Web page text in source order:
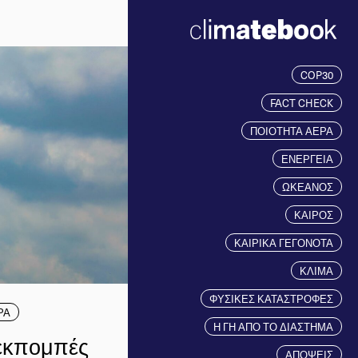
COP30
FACT CHECK
ΠΟΙΟΤΗΤΑ ΑΕΡΑ
ΕΝΕΡΓΕΙΑ
ΩΚΕΑΝΟΣ
ΚΑΙΡΟΣ
ΚΑΙΡΙΚΑ ΓΕΓΟΝΟΤΑ
ΚΛΙΜΑ
ΦΥΣΙΚΕΣ ΚΑΤΑΣΤΡΟΦΕΣ
Η ΓΗ ΑΠΟ ΤΟ ΔΙΑΣΤΗΜΑ
ΑΠΟΨΕΙΣ